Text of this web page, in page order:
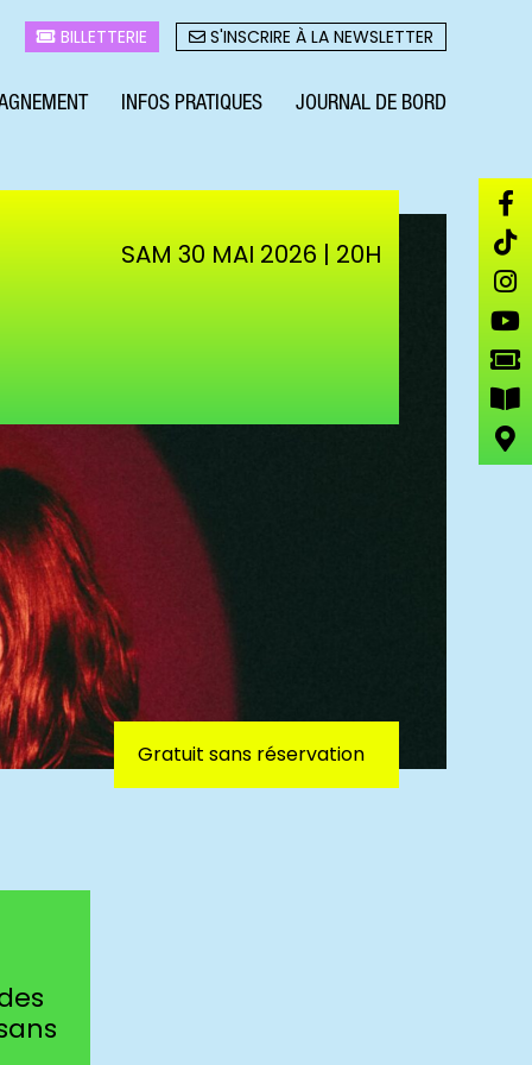
BILLETTERIE S'INSCRIRE À LA NEWSLETTER
INFOS PRATIQUES JOURNAL DE BORD
SAM 30 MAI 2026 | 20H
Gratuit sans réservation